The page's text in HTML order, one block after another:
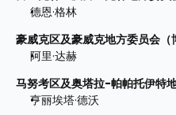
德恩·格林
豪威克区及豪威克地方委员会（
阿里·达赫
马努考区及奥塔拉-帕帕托伊特
亨丽埃塔·德沃